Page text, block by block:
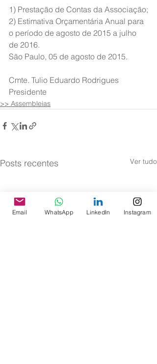
1) Prestação de Contas da Associação;
2) Estimativa Orçamentária Anual para
o período de agosto de 2015 a julho
de 2016.
São Paulo, 05 de agosto de 2015.
Cmte. Tulio Eduardo Rodrigues
Presidente
>> Assembleias
Posts recentes Ver tudo
Email WhatsApp LinkedIn Instagram